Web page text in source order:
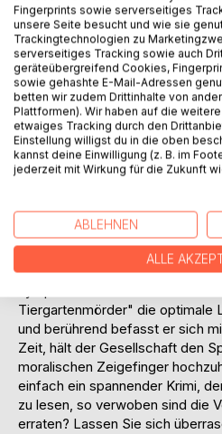
Krüger suchen nach einem
sie das Leben der Toten und
Verdächtige. Ihren früherer
Ihren Chef. Doch wer hatte das
Frau zu töten? Oder hängt der
Breitscheidplatz zusammen, der
Oder ist alles ganz anders?
Dieser Fall gibt der
Winter viele Rätsel auf,
trotz der aufgeheizten
Lieben Sie knisternde
verfallen? Wenn das
Tiergartenmörder" die optimale
und berührend befasst er sich
Zeit, hält der Gesellschaft den
moralischen Zeigefinger
einfach ein spannender Krimi,
zu lesen, so verwoben sind die
erraten? Lassen Sie sich
Fingerprints sowie serverseitiges
unsere Seite besucht und wie sie
Trackingtechnologien zu
serverseitiges Tracking sowie auch
geräteübergreifend Cookies,
sowie gehashte E-Mail-Adressen
betten wir zudem Drittinhalte von
Plattformen). Wir haben auf die
etwaiges Tracking durch den
Einstellung willigst du in die oben
kannst deine Einwilligung (z. B. im
jederzeit mit Wirkung für die Zukunft
ABLEHNEN
ALLE